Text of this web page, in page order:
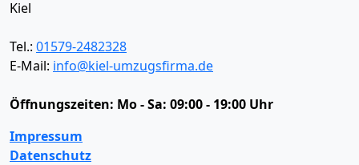
Kiel
Tel.: 01579-2482328
E-Mail: info@kiel-umzugsfirma.de
Öffnungszeiten: Mo - Sa: 09:00 - 19:00 Uhr
Impressum
Datenschutz